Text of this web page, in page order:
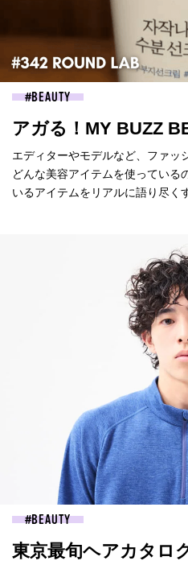
BEAUTY
アガる！MY BUZZ
エディターやモデルなど、ファッ
どんな美容アイテムを使っている
いるアイテムをリアルに語り尽く
BEAUTY
東京最旬ヘアカタロ